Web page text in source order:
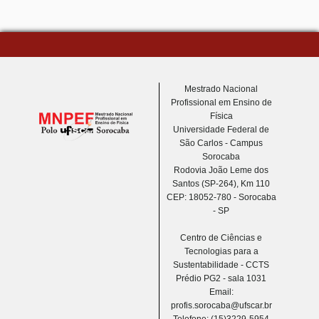
Mestrado Nacional
Profissional em Ensino de
Física
Universidade Federal de
São Carlos - Campus
Sorocaba
Rodovia João Leme dos
Santos (SP-264), Km 110
CEP: 18052-780 - Sorocaba
- SP
Centro de Ciências e
Tecnologias para a
Sustentabilidade - CCTS
Prédio PG2 - sala 1031
Email:
profis.sorocaba@ufscar.br